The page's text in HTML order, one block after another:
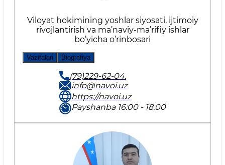
Viloyat hokimining yoshlar siyosati, ijtimoiy
rivojlantirish va ma’naviy-ma’rifiy ishlar
bo’yicha o’rinbosari
Vazifalari Biografiya
(79)229-62-04.
info@navoi.uz
https://navoi.uz
Payshanba 16:00 - 18:00